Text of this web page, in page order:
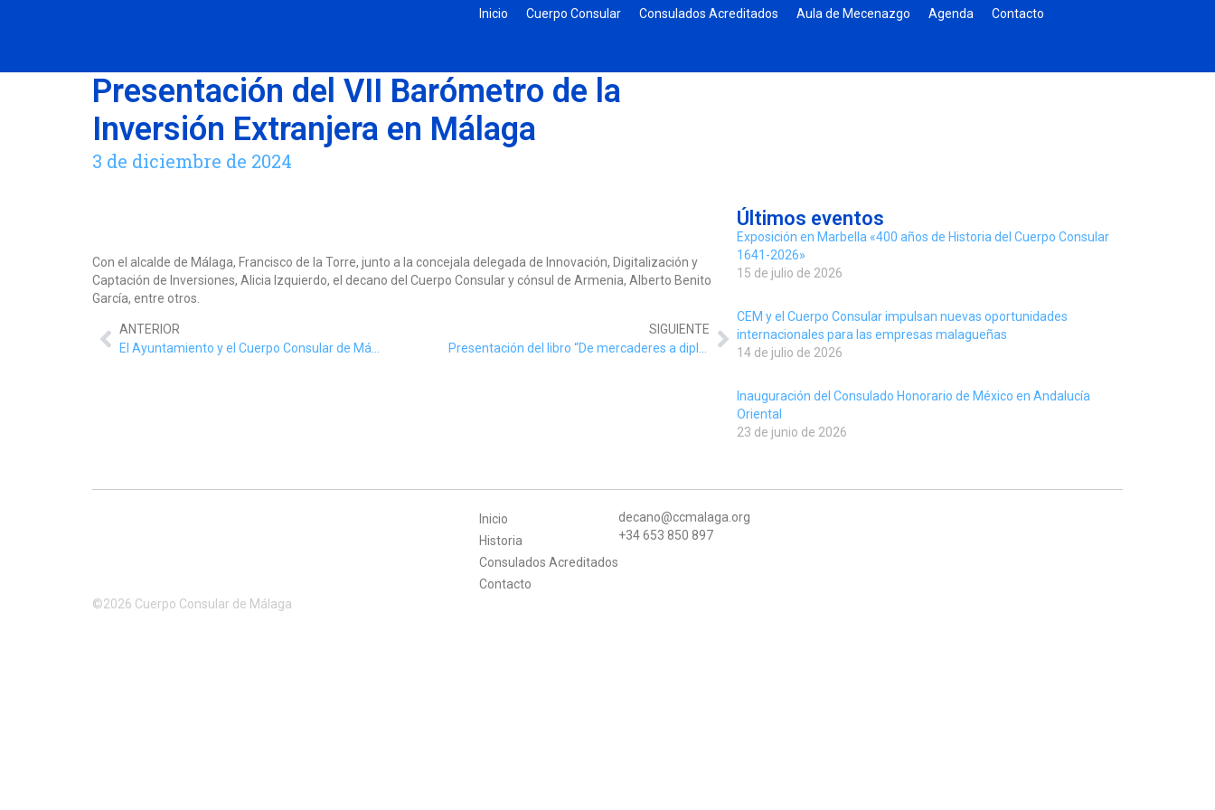
Inicio Cuerpo Consular Consulados Acreditados Aula de Mecenazgo Agenda Contacto
Presentación del VII Barómetro de la
Inversión Extranjera en Málaga
3 de diciembre de 2024
Con el alcalde de Málaga, Francisco de la Torre, junto a la concejala delegada de Innovación, Digitalización y
Captación de Inversiones, Alicia Izquierdo, el decano del Cuerpo Consular y cónsul de Armenia, Alberto Benito
García, entre otros.
ANTERIOR
El Ayuntamiento y el Cuerpo Consular de Málaga han firmado un protocolo general de actuación para posibilitar y fomentar el intercambio de carácter internacional, académico, cultural, social y económico entre ambas entidades, así como para reforzar la cooperación existente.
SIGUIENTE
Presentación del libro “De mercaderes a diplomáticos.
Últimos eventos
Exposición en Marbella «400 años de Historia del Cuerpo Consular
1641-2026»
15 de julio de 2026
CEM y el Cuerpo Consular impulsan nuevas oportunidades
internacionales para las empresas malagueñas
14 de julio de 2026
Inauguración del Consulado Honorario de México en Andalucía
Oriental
23 de junio de 2026
Inicio
Historia
Consulados Acreditados
Contacto
decano@ccmalaga.org
+34 653 850 897
©2026 Cuerpo Consular de Málaga